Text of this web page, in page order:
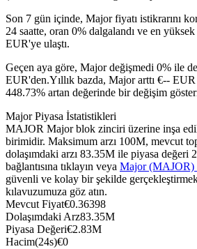
USDC Vadeli İşlemleri
USDC'yi teminat olarak kullanan
Son 7 gün içinde, Major fiyatı istikrarını
24 saatte, oran 0% dalgalandı ve en
EUR'ye ulaştı.
Geçen aya göre, Major değişmedi 0% ile
EUR'den.Yıllık bazda, Major arttı €--
448.73% artan değerinde bir değişim
Major Piyasa İstatistikleri
MAJOR Major blok zinciri üzerine inşa
birimidir. Maksimum arzı 100M, mevcut
dolaşımdaki arzı 83.35M ile piyasa değeri
bağlantısına tıklayın veya Major (MAJOR)
güvenli ve kolay bir şekilde
kılavuzumuza göz atın.
Mevcut Fiyat€0.36398
Dolaşımdaki Arz83.35M
Piyasa Değeri€2.83M
Hacim(24s)€0